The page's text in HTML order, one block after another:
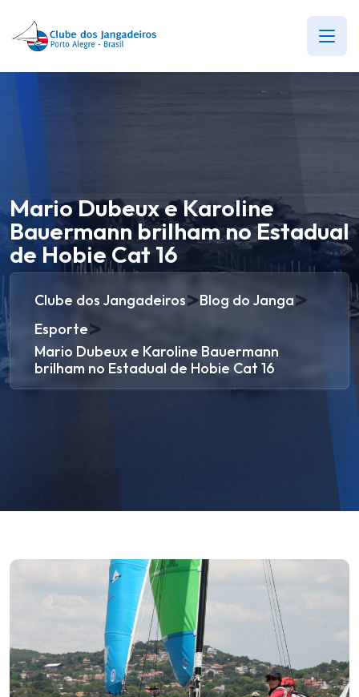
Mario Dubeux e Karoline
Bauermann brilham no Estadual
de Hobie Cat 16
Clube dos Jangadeiros>Blog do Janga>
Esporte>
Mario Dubeux e Karoline Bauermann
brilham no Estadual de Hobie Cat 16